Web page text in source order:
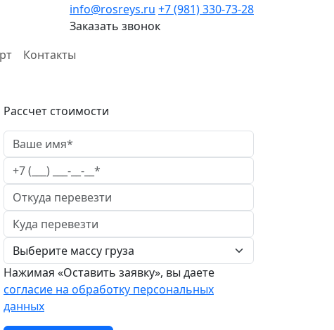
info@rosreys.ru +7 (981) 330-73-28
Заказать звонок
Контакты
Рассчет стоимости
Нажимая «Оставить заявку», вы даете
согласие на обработку персональных
данных